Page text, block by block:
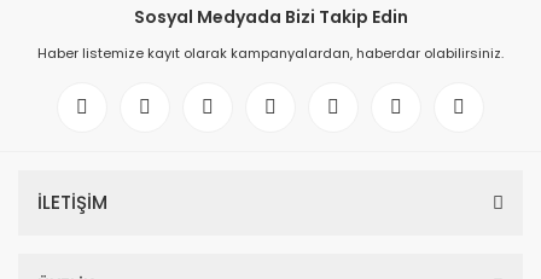
Sosyal Medyada Bizi Takip Edin
Haber listemize kayıt olarak kampanyalardan, haberdar olabilirsiniz.
İLETİŞİM